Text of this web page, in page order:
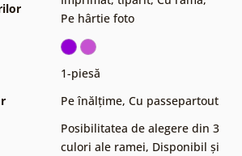
Pe hârtie foto
1-piesă
Pe înălțime, Cu passepartout
Posibilitatea de alegere din 3
culori ale ramei, Disponibil și